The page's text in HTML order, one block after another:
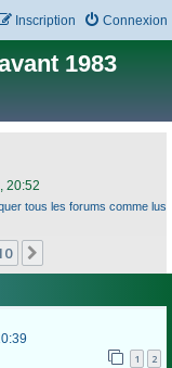
Connexion
Inscription
1983
20:52
tous les forums comme lus
1 2